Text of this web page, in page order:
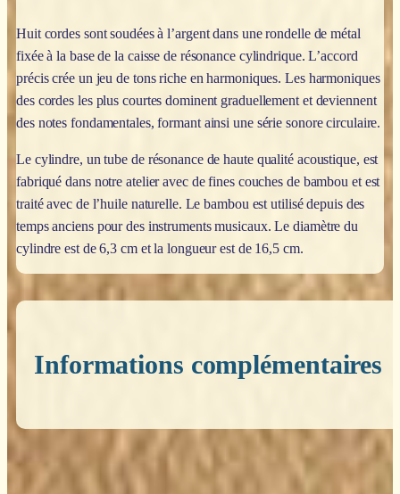
Huit cordes sont soudées à l’argent dans une rondelle de métal
fixée à la base de la caisse de résonance cylindrique. L’accord
précis crée un jeu de tons riche en harmoniques. Les harmoniques
des cordes les plus courtes dominent graduellement et deviennent
des notes fondamentales, formant ainsi une série sonore circulaire.
Le cylindre, un tube de résonance de haute qualité acoustique, est
fabriqué dans notre atelier avec de fines couches de bambou et est
traité avec de l’huile naturelle. Le bambou est utilisé depuis des
temps anciens pour des instruments musicaux. Le diamètre du
cylindre est de 6,3 cm et la longueur est de 16,5 cm.
Informations complémentaires